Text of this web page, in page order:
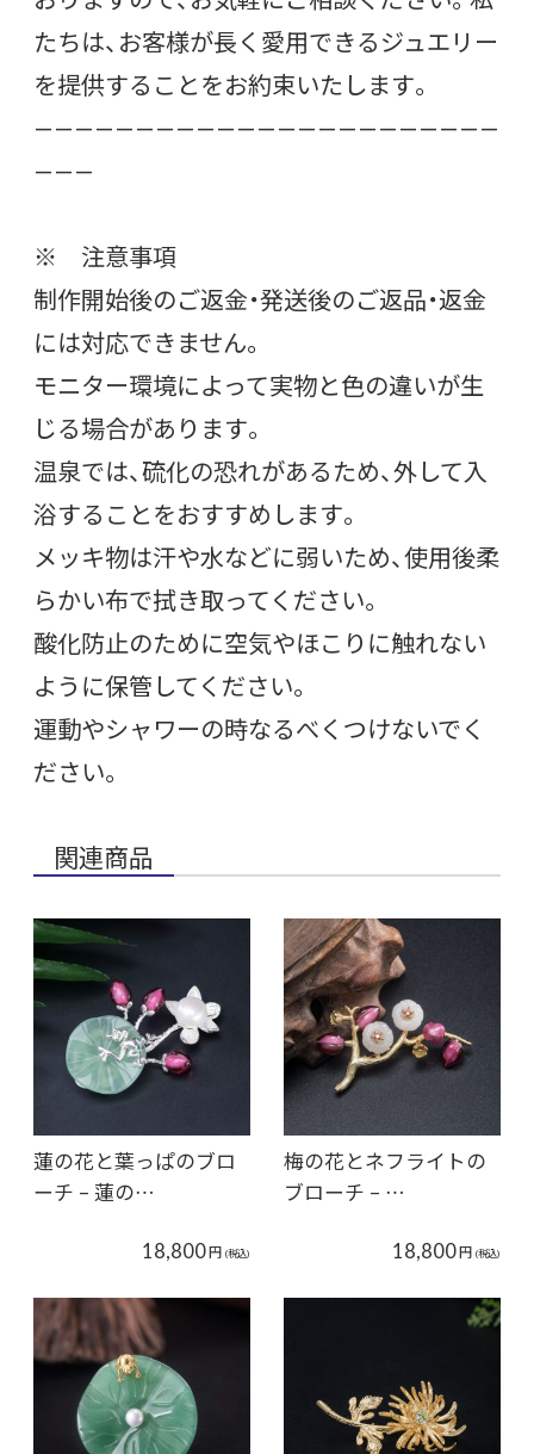
たちは、お客様が長く愛用できるジュエリー
を提供することをお約束いたします。
———————————————————————
———
※ 注意事項
制作開始後のご返金・発送後のご返品・返金
には対応できません。
モニター環境によって実物と色の違いが生
じる場合があります。
温泉では、硫化の恐れがあるため、外して入
浴することをおすすめします。
メッキ物は汗や水などに弱いため、使用後柔
らかい布で拭き取ってください。
酸化防止のために空気やほこりに触れない
ように保管してください。
運動やシャワーの時なるべくつけないでく
ださい。
関連商品
蓮の花と葉っぱのブロ
ーチ – 蓮の…
18,800円 (税込)
梅の花とネフライトの
ブローチ – …
18,800円 (税込)